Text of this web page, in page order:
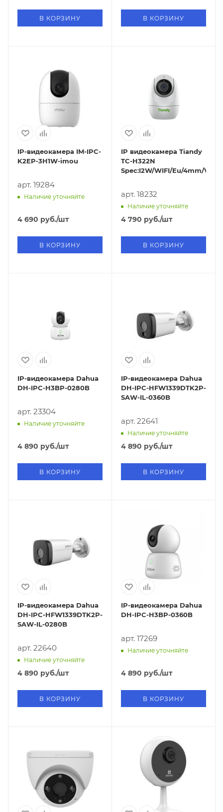
В КОРЗИНУ В КОРЗИНУ
IP-видеокамера IM-IPC-
K2EP-3H1W-imou
арт. 19284
Наличие уточняйте
4 690 руб./шт
В КОРЗИНУ
IP видеокамера Tiandy
TC-H322N
Spec:I2W/WIFI/Eu/4mm/V4.1
арт. 18232
Наличие уточняйте
4 790 руб./шт
В КОРЗИНУ
IP-видеокамера Dahua
DH-IPC-H3BP-0280B
арт. 23304
Наличие уточняйте
4 890 руб./шт
В КОРЗИНУ
IP-видеокамера Dahua
DH-IPC-HFW1339DTK2P-
SAW-IL-0360B
арт. 22641
Наличие уточняйте
4 890 руб./шт
В КОРЗИНУ
IP-видеокамера Dahua
DH-IPC-HFW1339DTK2P-
SAW-IL-0280B
арт. 22640
Наличие уточняйте
4 890 руб./шт
В КОРЗИНУ
IP-видеокамера Dahua
DH-IPC-H3BP-0360B
арт. 17269
Наличие уточняйте
4 890 руб./шт
В КОРЗИНУ